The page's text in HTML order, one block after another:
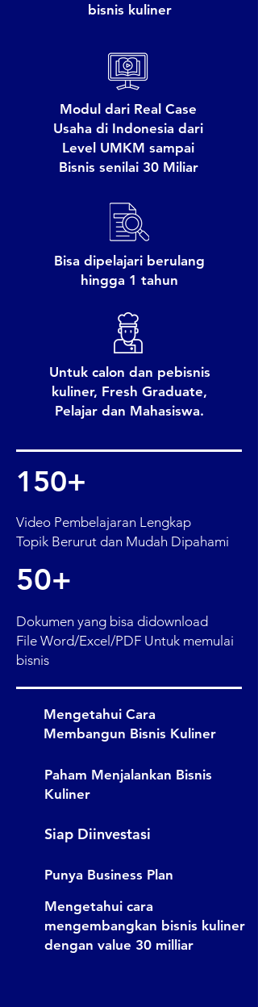
bisnis kuliner
Modul dari Real Case
Usaha di Indonesia dari
Level UMKM sampai
Bisnis senilai 30 Miliar
Bisa dipelajari berulang
hingga 1 tahun
Untuk calon dan pebisnis
kuliner, Fresh Graduate,
Pelajar dan Mahasiswa.
150+
Video Pembelajaran Lengkap
Topik Berurut dan Mudah Dipahami
50+
Dokumen yang bisa didownload
File Word/Excel/PDF Untuk memulai
bisnis
Mengetahui Cara
Membangun Bisnis Kuliner
Paham Menjalankan Bisnis
Kuliner
Siap Diinvestasi
Punya Business Plan
Mengetahui cara
mengembangkan bisnis kuliner
dengan value 30 milliar